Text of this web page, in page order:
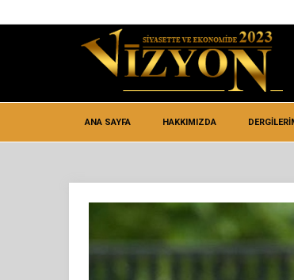
ANA SAYFA HAKKIMIZDA